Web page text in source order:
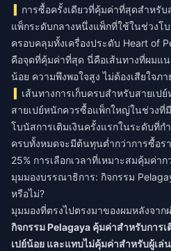
การซื้อครั้งเดียวที่คุ้มค่าที่สุดสำหรับ
แพ็กระดับกลางหนึ่งแพ็กที่ใช้ในช่วงโ
ครอบคลุมทั้งเครื่องประดับ Heart of
คือจุดที่คุ้มค่าที่สุด นี่คือเส้นทางที่ผมแ
น้อย ความพึงพอใจสูง ไม่ต้องเสียใจภา
เส้นทางการเก็บครบสำหรับสายเป
สายเปย์หนักควรซื้อแพ็กใหญ่ในช่วงที่
โบนัสการเติมเงินครั้งแรกในระดับที่ก
ครบทั้งหมดจะมีต้นทุนต่ำกว่าการซื้อ
25% การเลือกเวลาที่เหมาะสมคุ้มค่า
มุมมองบรรณาธิการ: กิจกรรม
หรือไม่?
มุมมองที่ตรงไปตรงมาของผมหลังจา
กิจกรรม Pelagaya คุ้มค่าสำหรับการเ
เปย์น้อย และแทบไม่คุ้มค่าสำหรับผู้เล่